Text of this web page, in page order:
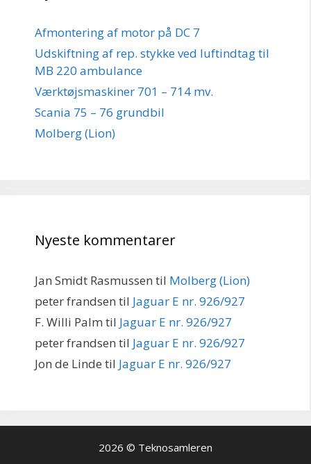
Afmontering af motor på DC 7
Udskiftning af rep. stykke ved luftindtag til
MB 220 ambulance
Værktøjsmaskiner 701 – 714 mv.
Scania 75 – 76 grundbil
Molberg (Lion)
Nyeste kommentarer
Jan Smidt Rasmussen til Molberg (Lion)
peter frandsen til Jaguar E nr. 926/927
F. Willi Palm til Jaguar E nr. 926/927
peter frandsen til Jaguar E nr. 926/927
Jon de Linde til Jaguar E nr. 926/927
2026 © Teknosamleren